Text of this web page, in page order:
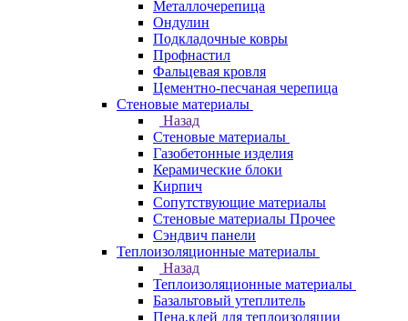
Металлочерепица
Ондулин
Подкладочные ковры
Профнастил
Фальцевая кровля
Цементно-песчаная черепица
Стеновые материалы
Назад
Стеновые материалы
Газобетонные изделия
Керамические блоки
Кирпич
Сопутствующие материалы
Стеновые материалы Прочее
Сэндвич панели
Теплоизоляционные материалы
Назад
Теплоизоляционные материалы
Базальтовый утеплитель
Пена,клей для теплоизоляции